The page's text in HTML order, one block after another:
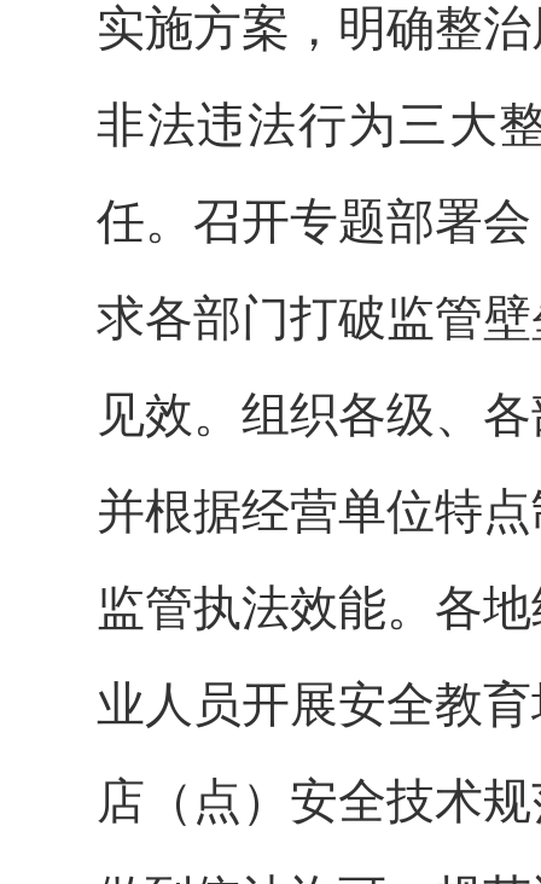
实施方案，明确整
非法违法行为三大
任。召开专题部署
求各部门打破监管
见效。组织各级、
并根据经营单位特
监管执法效能。各
业人员开展安全教
店（点）安全技术